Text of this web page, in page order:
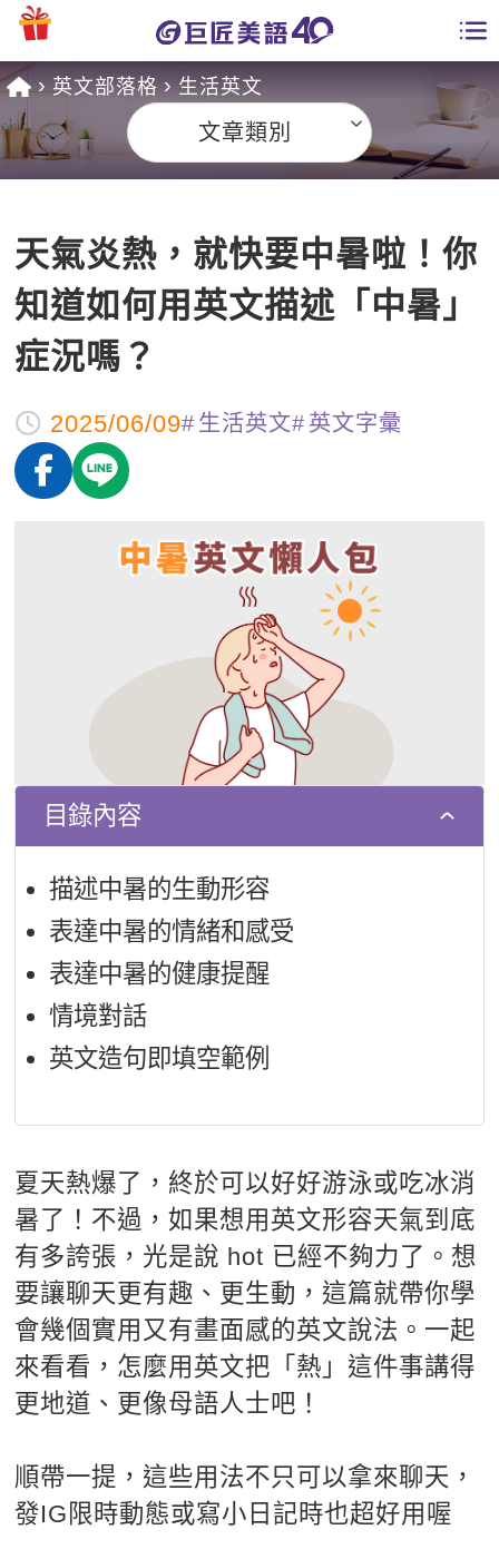
課程總覽
英文課程總表
英文會話
商用英文
英文檢定
TOEIC 多益課程
GEPT 全民英檢課程
TOEFL 托福課程
能力養成
自然發音
英文文法技巧
英文寫作
Cengage TED Talks
CNN聽力強化
新聞英文
外語即時通
兒童美語
點讀筆教材
數位學習教材
全國分校
免費資源
多益秒學堂
英文能力測驗
師資團隊
學習分享
學員專區
英文部落格 生活英文
文章類別
天氣炎熱，就快要中暑啦！你
知道如何用英文描述「中暑」
症況嗎？
2025/06/09 生活英文 英文字彙
目錄內容
描述中暑的生動形容
表達中暑的情緒和感受
表達中暑的健康提醒
情境對話
英文造句即填空範例
夏天熱爆了，終於可以好好游泳或吃冰消
暑了！不過，如果想用英文形容天氣到底
有多誇張，光是說 hot 已經不夠力了。想
要讓聊天更有趣、更生動，這篇就帶你學
會幾個實用又有畫面感的英文說法。一起
來看看，怎麼用英文把「熱」這件事講得
更地道、更像母語人士吧！
順帶一提，這些用法不只可以拿來聊天，
發IG限時動態或寫小日記時也超好用喔